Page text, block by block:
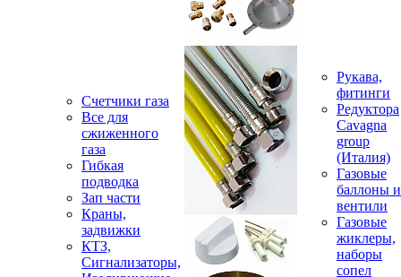
Счетчики газа
Все для
сжиженного
газа
Гибкая
подводка
Зап части
Краны,
задвижки
КТЗ,
Сигнализаторы,
Рукава,
фитинги
Редуктора
Cavagna
group
(Италия)
Газовые
баллоны и
вентили
Газовые
жиклеры,
наборы
сопел